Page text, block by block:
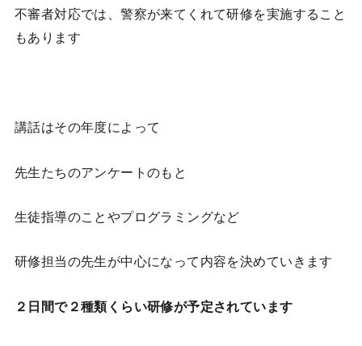
不審者対応では、警察が来てくれて研修を実施すること
もあります
講話はその年度によって
先生たちのアンケートのもと
生徒指導のことやプログラミングなど
研修担当の先生が中心になって内容を決めていきます
２日間で２種類くらい研修が予定されています